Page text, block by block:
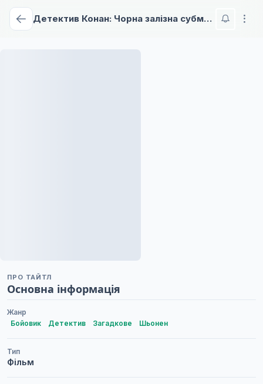
Детектив Конан: Чорна залізна субмарина
ПРО ТАЙТЛ
Основна інформація
Жанр
Бойовик
Детектив Загадкове Шьонен
Тип
Фільм